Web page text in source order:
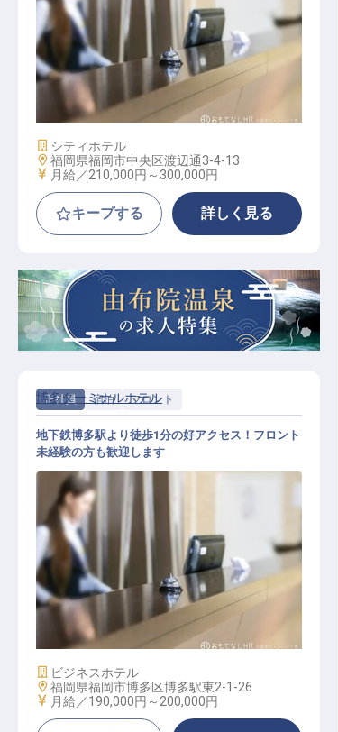
フロントスタッフ（リーダークラス
）
施設業態
シティホテル
勤務地
福岡県福岡市中央区渡辺通3-4-13
給与
月給／210,000円～ 300,000円
キープする 詳しく見る
正社員 宿泊 フロント
日勤フロント
博多ターミナルホテル
地下鉄博多駅より徒歩1分の好アクセス！フロント
未経験の方も歓迎します
施設業態
ビジネスホテル
勤務地
福岡県福岡市博多区博多駅東2-1-26
給与
月給／190,000円～ 200,000円